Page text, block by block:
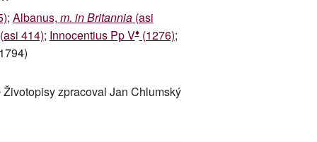
; Albanus, m. in Britannia(asi
414); Innocentius Pp V♦(1276);
zpracoval Jan Chlumský